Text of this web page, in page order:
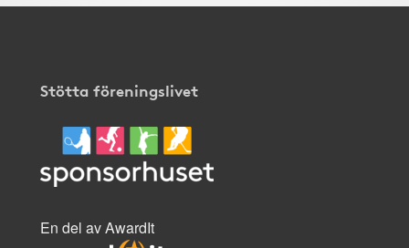
Stötta föreningslivet
En del av AwardIt